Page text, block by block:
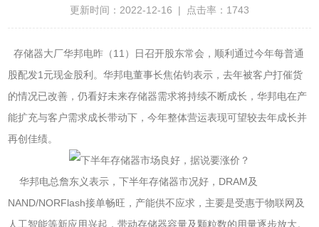
更新时间：2022-12-16 | 点击率：1743
存储器大厂华邦电昨（11）日召开股东常会，顺利通过今年每普通
股配发1元现金股利。华邦电董事长焦佑钧表示，去年被客户打催货
的情况已改善，仍看好未来存储器需求将持续不断成长，华邦电在产
能扩充与客户需求成长带动下，今年整体营运表现可望较去年成长并
再创佳绩。
华邦电总詹东义表示，下半年存储器市况好，DRAM及
NAND/NORFlash接单畅旺，产能供不应求，主要是受惠于物联网及
人工智能等新应用兴起，带动存储器容量及颗粒数的用量逐步放大。